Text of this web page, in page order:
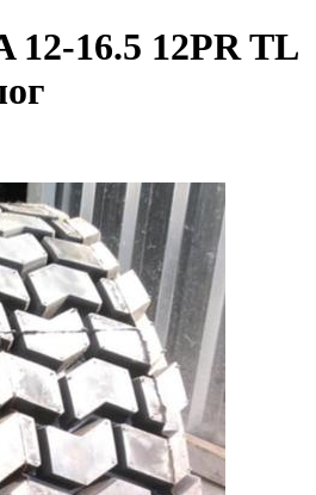
16.5 12PR TL